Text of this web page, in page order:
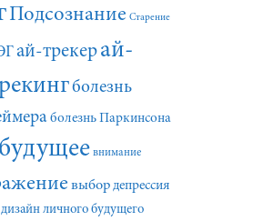
Подсознание Старение
ай-трекерай-
болезнь
болезнь Паркинсона
будущее внимание
выбор депрессия
дизайн личного будущего